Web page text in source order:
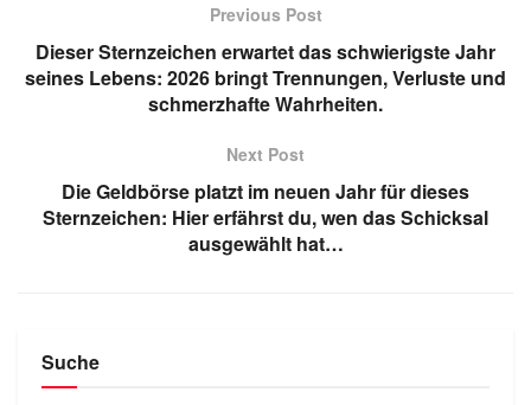
Previous Post
Dieser Sternzeichen erwartet das schwierigste Jahr
seines Lebens: 2026 bringt Trennungen, Verluste und
schmerzhafte Wahrheiten.
Next Post
Die Geldbörse platzt im neuen Jahr für dieses
Sternzeichen: Hier erfährst du, wen das Schicksal
ausgewählt hat…
Suche